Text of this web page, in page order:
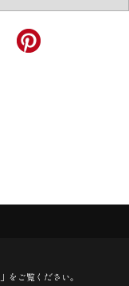
」をご覧ください。